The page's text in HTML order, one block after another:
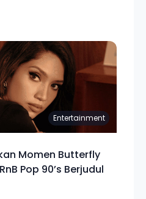
Entertainment
Momen Butterfly